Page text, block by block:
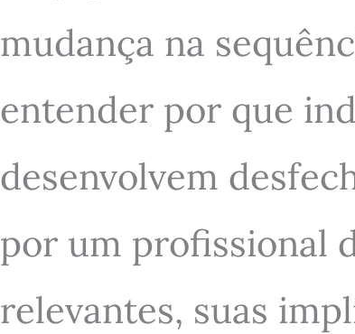
mudança na
entender por que
desenvolvem
por um profissional
relevantes, suas